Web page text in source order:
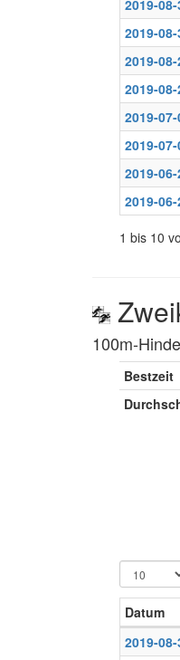
2019-08-
2019-08-
2019-
2019-
2019-
2019-
2019-
2019-
1 bis 10
100m-
Bestzeit
Datum
2019-08-